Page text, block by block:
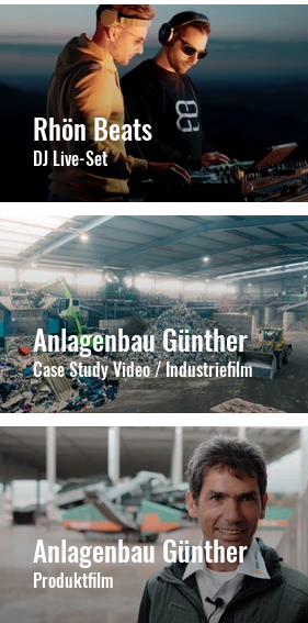
Rhön Beats
DJ Live-Set
Anlagenbau Günther
Case Study Video / Industriefilm
Anlagenbau Günther
Produktfilm